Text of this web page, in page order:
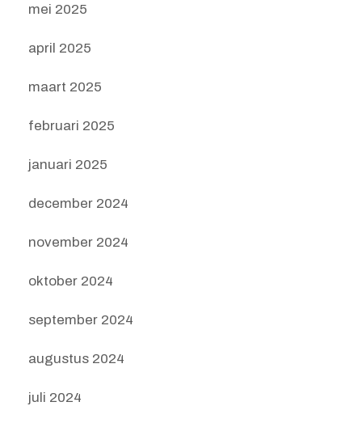
mei 2025
april 2025
maart 2025
februari 2025
januari 2025
december 2024
november 2024
oktober 2024
september 2024
augustus 2024
juli 2024